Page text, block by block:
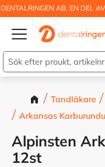
DENTALRINGEN AB, EN DEL
Tandläkare
Arkansas
Alpinsten
12st